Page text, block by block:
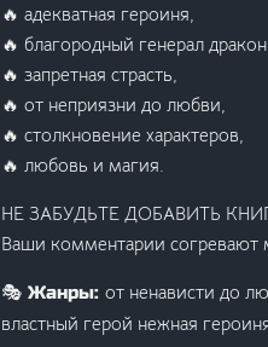
🔥 адекватная героиня,
🔥 благородный генерал
🔥 запретная страсть,
🔥 от неприязни до любви,
🔥 столкновение характеров,
🔥 любовь и магия.
НЕ ЗАБУДЬТЕ ДОБАВИТЬ
Ваши комментарии согревают
🎭 Жанры: от ненависти до
властный герой нежная